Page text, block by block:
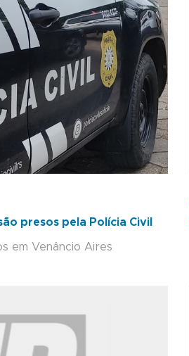
presos pela Polícia Civil
em Venâncio Aires